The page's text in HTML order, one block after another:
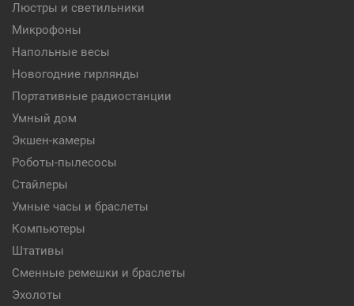
Люстры и светильники
Микрофоны
Напольные весы
Новогодние гирлянды
Портативные радиостанции
Умный дом
Экшен-камеры
Роботы-пылесосы
Стайлеры
Умные часы и браслеты
Компьютеры
Штативы
Сменные ремешки и браслеты
Эхолоты